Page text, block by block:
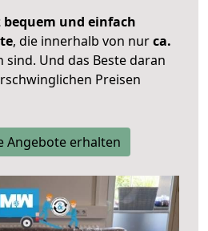
bequem und einfach
, die innerhalb von nurca.
sind. Und das Beste daran
Preisen
Angebote erhalten